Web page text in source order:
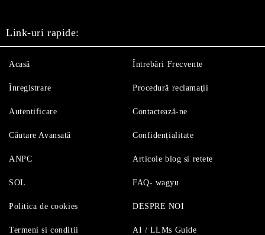
Link-uri rapide:
Acasă
Înregistrare
Autentificare
Căutare Avansată
Întrebări Frecvente
Procedură reclamaţii
Contactează-ne
Confidențialitate
ANPC
SOL
Politica de cookies
Termeni si conditii
Articole blog si retete
FAQ- wagyu
DESPRE NOI
AI / LLMs Guide